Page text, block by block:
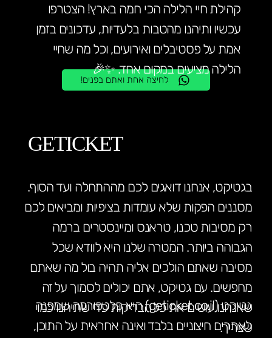
לחיצה אחת ואתם בפנים!
קהילת חיי הלילה הכי חמה בארץ! הצטרפו
עכשיו ותיהנו מהטבות בלעדיות, עדכונים בזמן
אמת על פסטיבלים ואירועים, וכל מה שחיי
הלילה מציעים במקום אחד. ✨🎉
גטיקט (geticket.co.il) היא פלטפורמה שמפנה
לאתרים חיצוניים בלבד ואינה אחראית על התוכן,
GETICKET
בגטיקט, אנחנו דואגים לכם מההתחלה ועד הסוף.
מסננים הפקות שלא עומדות בציפיות ומביאים לכם
רק מסיבות טכנו, טראנס ומיינסטרים ברמה
הגבוהה ביותר. המטרה שלנו היא לוודא שכל
מסיבה שאתם הולכים אליה תהיה בול מה שאתם
מחפשים. עם גטיקט, אתם יכולים לסמוך על זה
שאנחנו עושים את כל הבדיקות כדי שתיהנו כמו
שצריך.